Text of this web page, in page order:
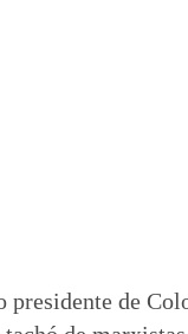
presidente de